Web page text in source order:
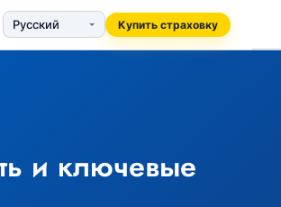
Купить страховку
и ключевые